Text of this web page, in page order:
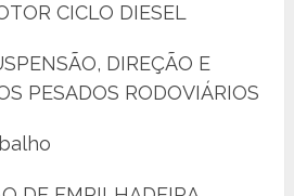
CICLO DIESEL
DIREÇÃO E
PESADOS RODOVIÁRIOS